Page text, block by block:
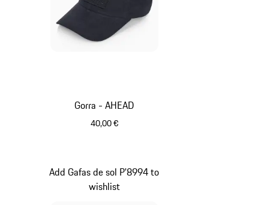
Gorra - AHEAD
40,00 €
Add Gafas de sol P'8994 to
wishlist